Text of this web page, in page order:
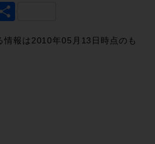
Email
情報は2010年05月13日時点のも